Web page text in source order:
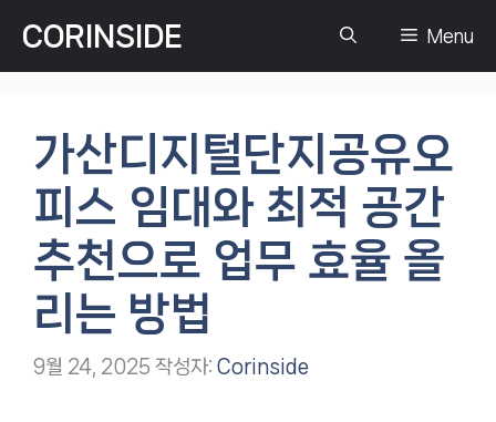
츠
CORINSIDE Menu
가산디지털단지공유오
피스 임대와 최적 공간
추천으로 업무 효율 올
리는 방법
9월 24, 2025 작성자: Corinside